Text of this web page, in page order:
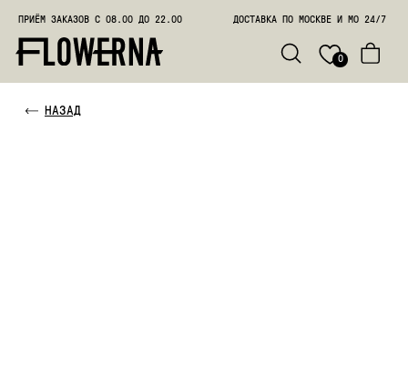
ПРИЁМ ЗАКАЗОВ С 08.00 ДО 22.00 ДОСТАВКА ПО МОСКВЕ И МО 24/7